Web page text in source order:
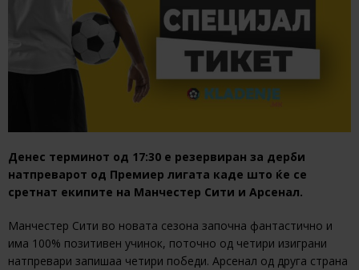
Денес терминот од 17:30 е резервиран за дерби
натпреварот од Премиер лигата каде што ќе се
сретнат екипите на Манчестер Сити и Арсенал.
Манчестер Сити во новата сезона започна фантастично и
има 100% позитивен учинок, поточно од четири изиграни
натпревари запишаа четири победи. Арсенал од друга страна